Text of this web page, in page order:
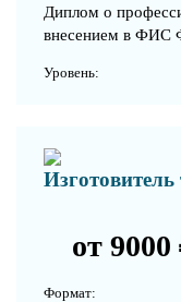
Диплом о
внесением в ФИС
Уровень:
Изготовитель
от 9000
Формат: